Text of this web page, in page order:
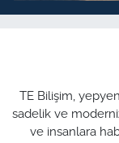
TE Bilişim,
sadelik ve
ve insanlara